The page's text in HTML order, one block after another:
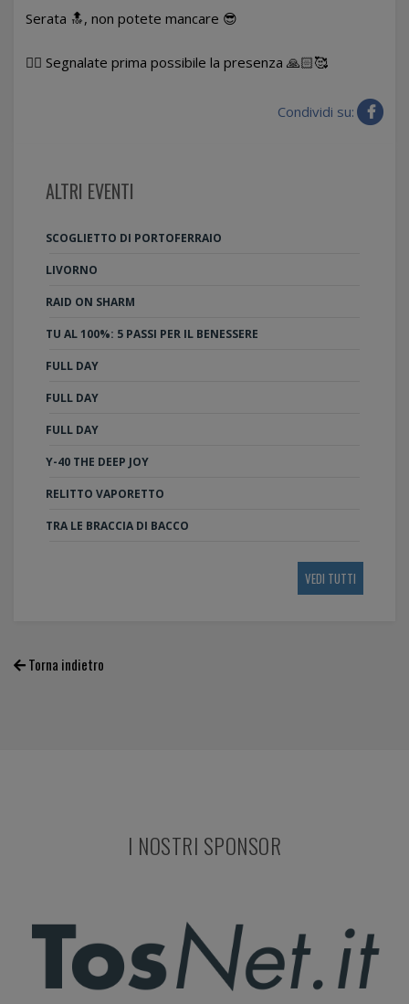
Serata 🔝, non potete mancare 😎
👉🏻 Segnalate prima possibile la presenza 🙏🏻🥰
Condividi su:
ALTRI EVENTI
SCOGLIETTO DI PORTOFERRAIO
LIVORNO
RAID ON SHARM
TU AL 100%: 5 PASSI PER IL BENESSERE
FULL DAY
FULL DAY
FULL DAY
Y-40 THE DEEP JOY
RELITTO VAPORETTO
TRA LE BRACCIA DI BACCO
VEDI TUTTI
Torna indietro
I NOSTRI SPONSOR